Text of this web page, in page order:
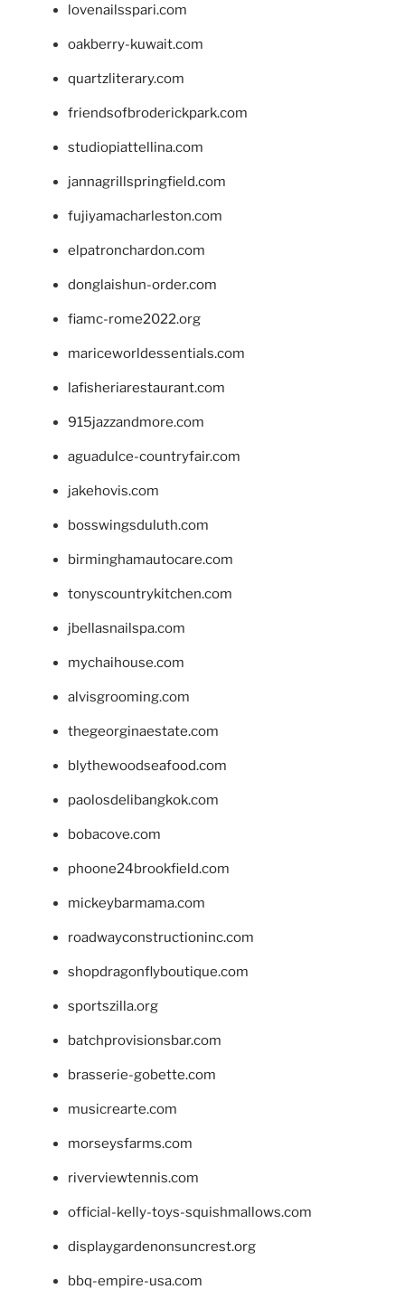
lovenailsspari.com
oakberry-kuwait.com
quartzliterary.com
friendsofbroderickpark.com
studiopiattellina.com
jannagrillspringfield.com
fujiyamacharleston.com
elpatronchardon.com
donglaishun-order.com
fiamc-rome2022.org
mariceworldessentials.com
lafisheriarestaurant.com
915jazzandmore.com
aguadulce-countryfair.com
jakehovis.com
bosswingsduluth.com
birminghamautocare.com
tonyscountrykitchen.com
jbellasnailspa.com
mychaihouse.com
alvisgrooming.com
thegeorginaestate.com
blythewoodseafood.com
paolosdelibangkok.com
bobacove.com
phoone24brookfield.com
mickeybarmama.com
roadwayconstructioninc.com
shopdragonflyboutique.com
sportszilla.org
batchprovisionsbar.com
brasserie-gobette.com
musicrearte.com
morseysfarms.com
riverviewtennis.com
official-kelly-toys-squishmallows.com
displaygardenonsuncrest.org
bbq-empire-usa.com